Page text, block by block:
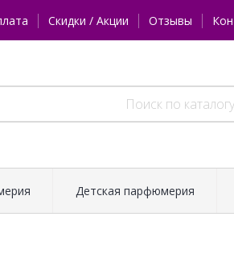
Скидки / Акции Отзывы
Детская парфюмерия